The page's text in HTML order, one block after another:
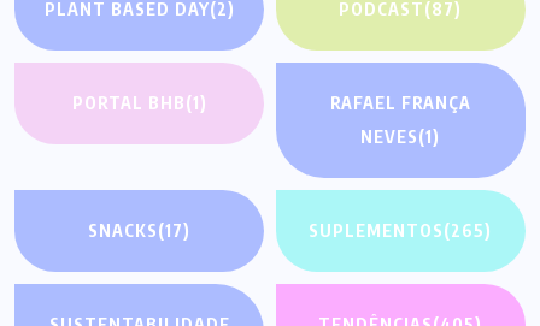
PLANT BASED DAY(2) PODCAST(87)
PORTAL BHB(1)
RAFAEL FRANÇA
NEVES(1)
SNACKS(17) SUPLEMENTOS(265)